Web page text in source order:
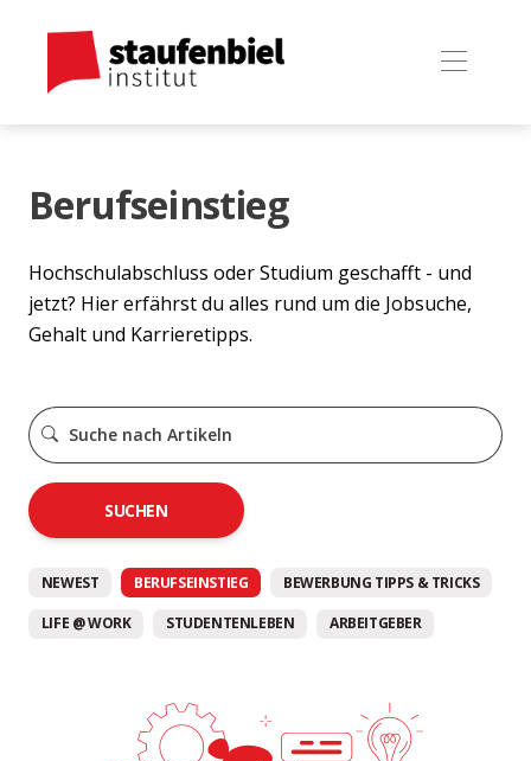
Berufseinstieg
Hochschulabschluss oder Studium geschafft - und
jetzt? Hier erfährst du alles rund um die Jobsuche,
Gehalt und Karrieretipps.
SUCHEN
NEWEST BERUFSEINSTIEG BEWERBUNG TIPPS & TRICKS
LIFE @ WORK STUDENTENLEBEN ARBEITGEBER